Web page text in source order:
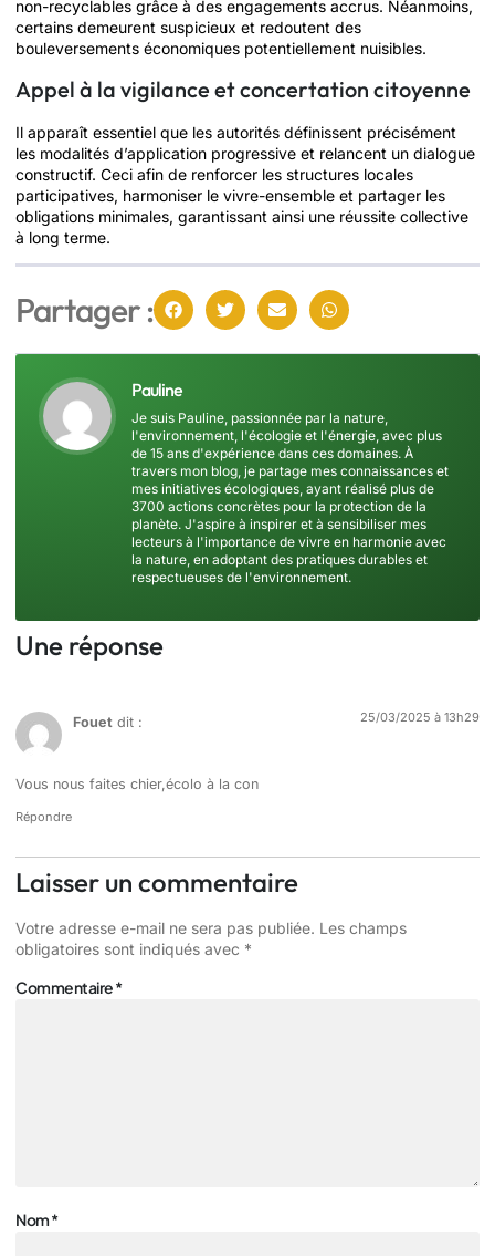
non-recyclables grâce à des engagements accrus. Néanmoins,
certains demeurent suspicieux et redoutent des
bouleversements économiques potentiellement nuisibles.
Appel à la vigilance et concertation citoyenne
Il apparaît essentiel que les autorités définissent précisément
les modalités d’application progressive et relancent un dialogue
constructif. Ceci afin de renforcer les structures locales
participatives, harmoniser le vivre-ensemble et partager les
obligations minimales, garantissant ainsi une réussite collective
à long terme.
Partager :
Pauline
Je suis Pauline, passionnée par la nature,
l'environnement, l'écologie et l'énergie, avec plus
de 15 ans d'expérience dans ces domaines. À
travers mon blog, je partage mes connaissances et
mes initiatives écologiques, ayant réalisé plus de
3700 actions concrètes pour la protection de la
planète. J'aspire à inspirer et à sensibiliser mes
lecteurs à l'importance de vivre en harmonie avec
la nature, en adoptant des pratiques durables et
respectueuses de l'environnement.
Une réponse
Fouet dit : 25/03/2025 à 13h29
Vous nous faites chier,écolo à la con
Répondre
Laisser un commentaire
Votre adresse e-mail ne sera pas publiée. Les champs
obligatoires sont indiqués avec *
Commentaire*
Nom*